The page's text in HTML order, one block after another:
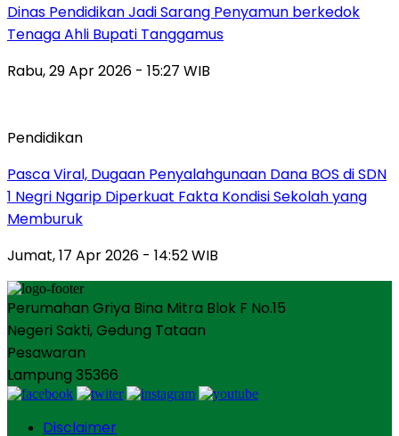
Dinas Pendidikan Jadi Sarang Penyamun berkedok
Tenaga Ahli Bupati Tanggamus
Rabu, 29 Apr 2026 - 15:27 WIB
Pendidikan
Pasca Viral, Dugaan Penyalahgunaan Dana BOS di SDN
1 Negri Ngarip Diperkuat Fakta Kondisi Sekolah yang
Memburuk
Jumat, 17 Apr 2026 - 14:52 WIB
Perumahan Griya Bina Mitra Blok F No.15
Negeri Sakti, Gedung Tataan
Pesawaran
Lampung 35366
Disclaimer